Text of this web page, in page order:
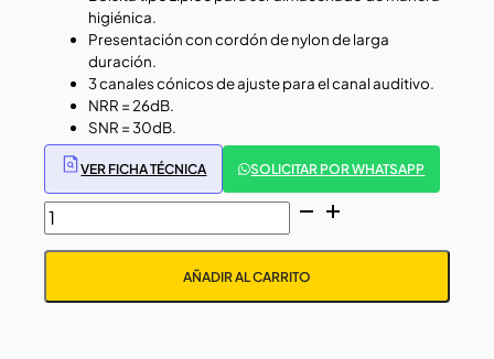
higiénica.
Presentación con cordón de nylon de larga
duración.
3 canales cónicos de ajuste para el canal auditivo.
NRR = 26dB.
SNR = 30dB.
VER FICHA TÉCNICA SOLICITAR POR WHATSAPP
TAPÓN
AUDITIVO
AÑADIR AL CARRITO